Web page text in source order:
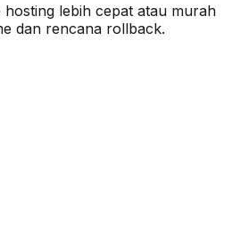
lebih cepat atau murah
dan rencana rollback.